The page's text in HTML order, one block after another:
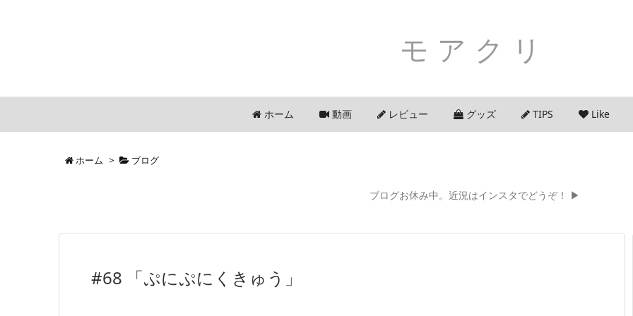
モアクリ
ホーム 動画 レビュー グッズ TIPS Like
ホーム > ブログ
ブログお休み中。近況はインスタでどうぞ！ ▶
#68 「ぷにぷにくきゅう」